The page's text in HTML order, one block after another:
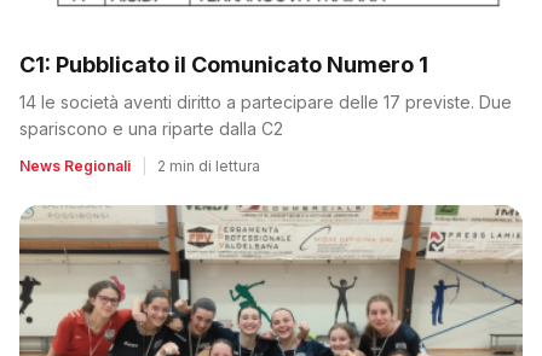
C1: Pubblicato il Comunicato Numero 1
14 le società aventi diritto a partecipare delle 17 previste. Due
spariscono e una riparte dalla C2
News Regionali 2 min di lettura